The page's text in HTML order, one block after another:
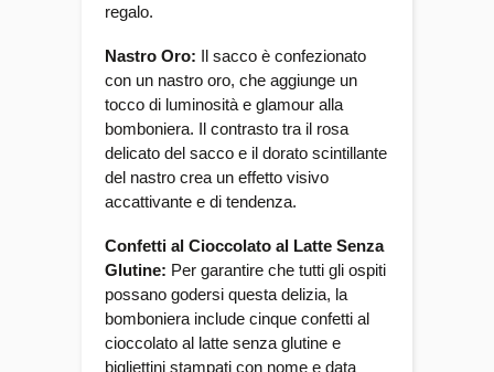
regalo.
Nastro Oro: Il sacco è confezionato
con un nastro oro, che aggiunge un
tocco di luminosità e glamour alla
bomboniera. Il contrasto tra il rosa
delicato del sacco e il dorato scintillante
del nastro crea un effetto visivo
accattivante e di tendenza.
Confetti al Cioccolato al Latte Senza
Glutine: Per garantire che tutti gli ospiti
possano godersi questa delizia, la
bomboniera include cinque confetti al
cioccolato al latte senza glutine e
bigliettini stampati con nome e data